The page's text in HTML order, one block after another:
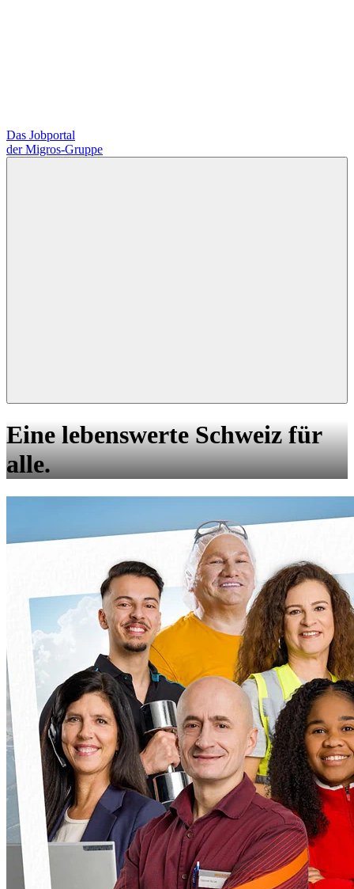
Das Jobportal
der Migros-Gruppe
Eine lebenswerte Schweiz für
alle.